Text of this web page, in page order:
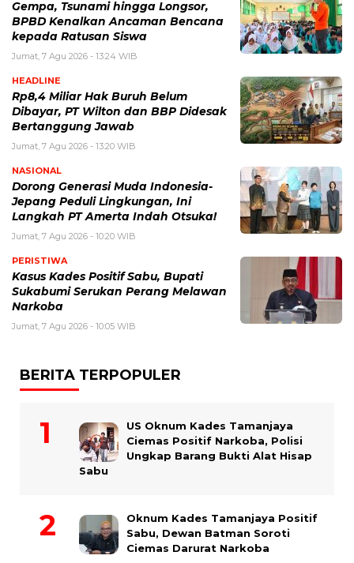
Gempa, Tsunami hingga Longsor,
BPBD Kenalkan Ancaman Bencana
kepada Ratusan Siswa
Jumat, 7 Agu 2026 - 13:24 WIB
HEADLINE
Rp8,4 Miliar Hak Buruh Belum
Dibayar, PT Wilton dan BBP Didesak
Bertanggung Jawab
Jumat, 7 Agu 2026 - 13:20 WIB
NASIONAL
Dorong Generasi Muda Indonesia-
Jepang Peduli Lingkungan, Ini
Langkah PT Amerta Indah Otsuka!
Jumat, 7 Agu 2026 - 10:20 WIB
PERISTIWA
Kasus Kades Positif Sabu, Bupati
Sukabumi Serukan Perang Melawan
Narkoba
Jumat, 7 Agu 2026 - 10:05 WIB
BERITA TERPOPULER
US Oknum Kades Tamanjaya
Ciemas Positif Narkoba, Polisi
Ungkap Barang Bukti Alat Hisap
Sabu
Oknum Kades Tamanjaya Positif
Sabu, Dewan Batman Soroti
Ciemas Darurat Narkoba